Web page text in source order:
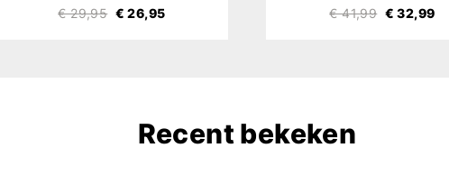
€ 29,95 € 26,95
€ 41,99 € 32,99
Recent bekeken